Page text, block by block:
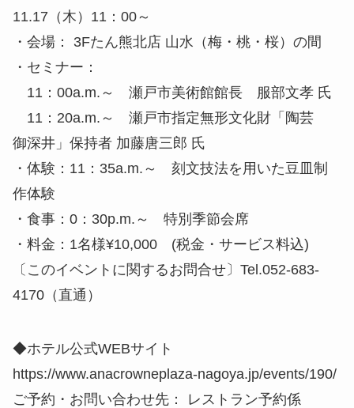
11.17（木）11：00～
・会場： 3Fたん熊北店 山水（梅・桃・桜）の間
・セミナー：
11：00a.m.～ 瀬戸市美術館館長 服部文孝 氏
11：20a.m.～ 瀬戸市指定無形文化財「陶芸
御深井」保持者 加藤唐三郎 氏
・体験：11：35a.m.～ 刻文技法を用いた豆皿制
作体験
・食事：0：30p.m.～ 特別季節会席
・料金：1名様¥10,000 (税金・サービス料込)
〔このイベントに関するお問合せ〕Tel.052-683-
4170（直通）
◆ホテル公式WEBサイト
https://www.anacrowneplaza-nagoya.jp/events/190/
ご予約・お問い合わせ先： レストラン予約係